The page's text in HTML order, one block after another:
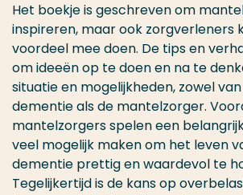
Het boekje is geschreven om
inspireren, maar ook zorgverleners
voordeel mee doen. De tips en
om ideeën op te doen en na te
situatie en mogelijkheden, zowel
dementie als de mantelzorger.
mantelzorgers spelen een
veel mogelijk maken om het leven
dementie prettig en waardevol te
Tegelijkertijd is de kans op